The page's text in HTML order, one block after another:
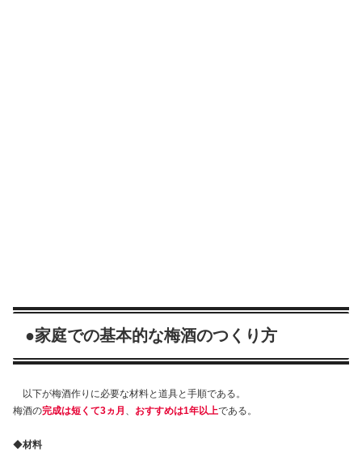
●家庭での基本的な梅酒のつくり方
以下が梅酒作りに必要な材料と道具と手順である。
梅酒の完成は短くて3ヵ月 、 おすすめは1年以上である。
◆材料